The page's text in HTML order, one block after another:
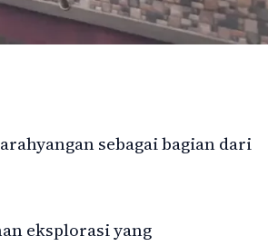
sebagai bagian dari
eksplorasi yang